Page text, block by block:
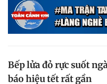
Bếp lửa đỏ rực suốt
báo hiệu tết rất gần